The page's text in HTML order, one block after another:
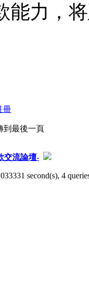
能力，
冊
到最後一頁
交流論壇-
second(s), 4